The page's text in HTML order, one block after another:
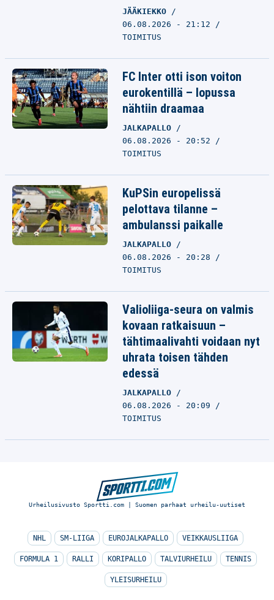
JÄÄKIEKKO
06.08.2026 - 21:12
TOIMITUS
FC Inter otti ison voiton
eurokentillä – lopussa
nähtiin draamaa
JALKAPALLO
06.08.2026 - 20:52
TOIMITUS
KuPSin europelissä
pelottava tilanne –
ambulanssi paikalle
JALKAPALLO
06.08.2026 - 20:28
TOIMITUS
Valioliiga-seura on valmis
kovaan ratkaisuun –
tähtimaalivahti voidaan nyt
uhrata toisen tähden
edessä
JALKAPALLO
06.08.2026 - 20:09
TOIMITUS
Urheilusivusto Sportti.com | Suomen parhaat urheilu-uutiset
NHL SM-LIIGA EUROJALKAPALLO VEIKKAUSLIIGA
FORMULA 1 RALLI KORIPALLO TALVIURHEILU TENNIS
YLEISURHEILU